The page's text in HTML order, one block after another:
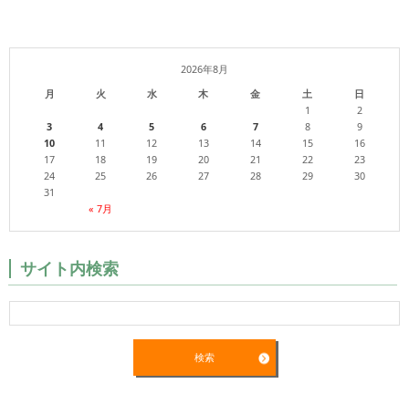
2026年8月
月
火 水 木 金 土 日
« 7月
1
2
3
4 5 6 7 8
9
10
11 12 13 14 15
16
17
18 19 20 21 22
23
24
25 26 27 28 29
30
31
サイト内検索